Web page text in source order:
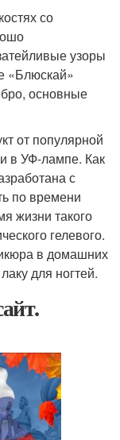
со
узоры
«Блюскай»
основные
от популярной
в УФ-лампе. Как
с
по времени
жизни такого
гелевого.
в домашних
для ногтей.